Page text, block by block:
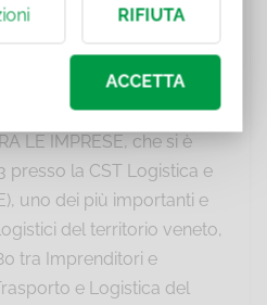
“on the
LE IMPRESE, che si è
presso la CST Logistica e
uno dei più importanti e
del territorio veneto,
tra Imprenditori e
e Logistica del
RIFIUTA
ACCETTA